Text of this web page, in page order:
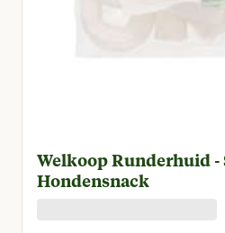
Welkoop Runderhuid -
Hondensnack